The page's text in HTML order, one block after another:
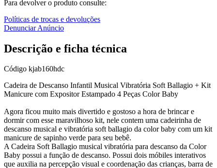
Para devolver o produto consulte:
Políticas de trocas e devoluções
Denunciar Anúncio
Descrição e ficha técnica
Código kjab160hdc
Cadeira de Descanso Infantil Musical Vibratória Soft Ballagio + Kit
Manicure com Expositor Estampado 4 Peças Color Baby
Agora ficou muito mais divertido e gostoso a hora de brincar e
dormir com esse maravilhoso kit, nele contem uma cadeirinha de
descanso musical e vibratória soft ballagio da color baby com um kit
manicure de sapinho verde para seu bebê.
A Cadeira Soft Ballagio musical vibratória para descanso da Color
Baby possui a função de descanso. Possui dois móbiles interativos
que auxilia na percepção visual e coordenação das crianças, barra de